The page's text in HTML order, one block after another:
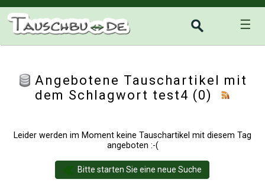
☰
Angebotene Tauschartikel mit
dem Schlagwort test4 (0)
Leider werden im Moment keine Tauschartikel mit diesem Tag
angeboten :-(
Bitte starten Sie eine neue Suche